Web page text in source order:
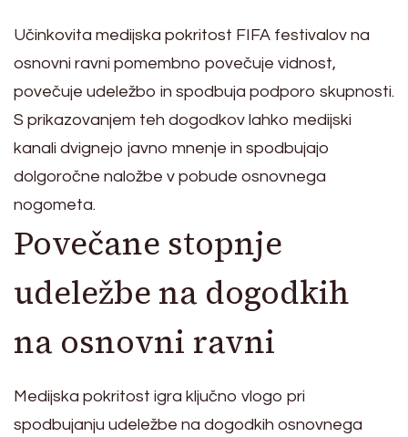
Učinkovita medijska pokritost FIFA festivalov na
osnovni ravni pomembno povečuje vidnost,
povečuje udeležbo in spodbuja podporo skupnosti.
S prikazovanjem teh dogodkov lahko medijski
kanali dvignejo javno mnenje in spodbujajo
dolgoročne naložbe v pobude osnovnega
nogometa.
Povečane stopnje
udeležbe na dogodkih
na osnovni ravni
Medijska pokritost igra ključno vlogo pri
spodbujanju udeležbe na dogodkih osnovnega